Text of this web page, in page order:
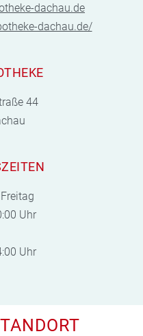
dachau.de
dachau.de/
44
Uhr
Uhr